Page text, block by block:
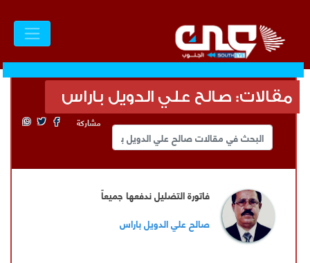
مقالات: صالح علي الدويل باراس
مشاركة
فاتورة التضليل ندفعها جميعاً
صالح علي الدويل باراس